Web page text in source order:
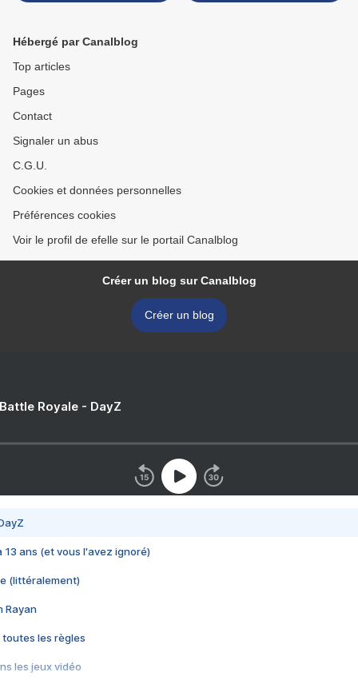
Hébergé par Canalblog
Top articles
Pages
Contact
Signaler un abus
C.G.U.
Cookies et données personnelles
Préférences cookies
Voir le profil de efelle sur le portail Canalblog
Créer un blog sur Canalblog
Créer un blog
Royale - DayZ
13 ans (et vous l'avez ignoré)
(littéralement)
Rayan
toutes les règles
les jeux vidéo